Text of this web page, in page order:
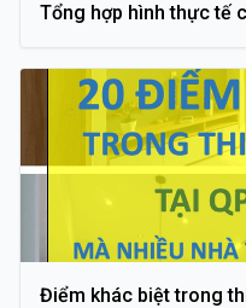
Tổng hợp hình thực tế
Điểm khác biệt trong